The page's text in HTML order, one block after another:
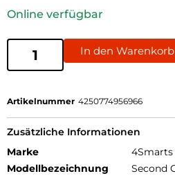
Online verfügbar
In den Warenkorb
Artikelnummer 4250774956966
Zusätzliche Informationen
Marke
4Smarts
Modellbezeichnung
Second